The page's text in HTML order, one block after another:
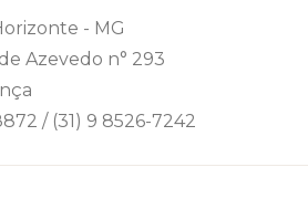
- MG
Azevedo n° 293
/ (31) 9 8526-7242